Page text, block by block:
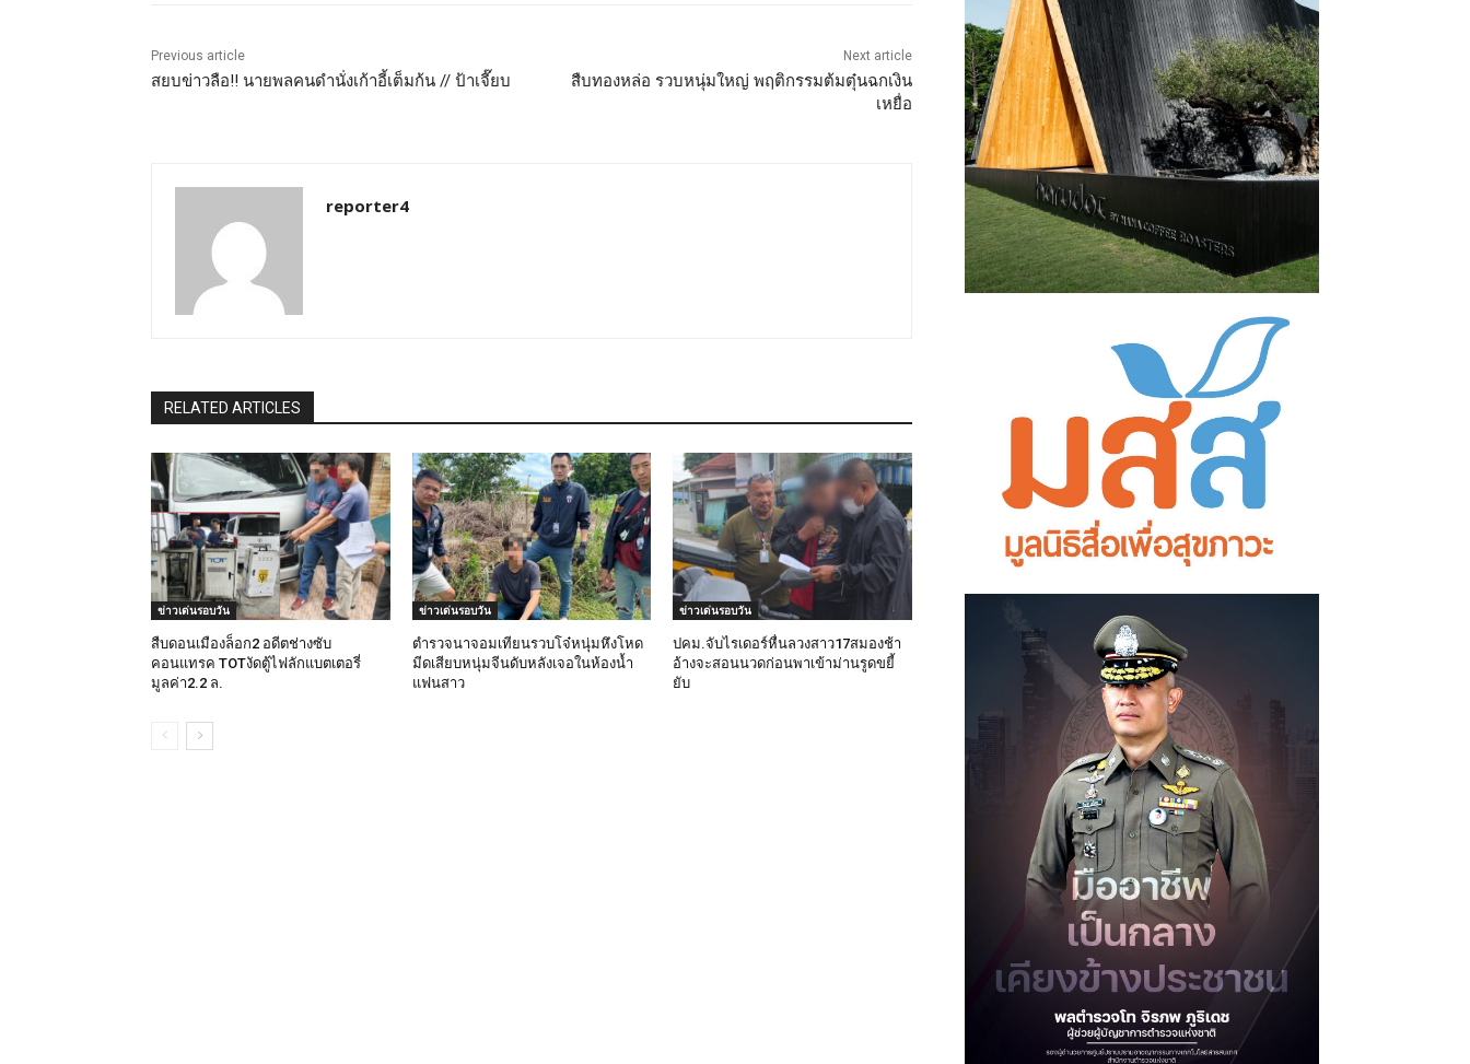
Previous article
สยบข่าวลือ!! นายพลคนดำนั่งเก้าอี้เต็มก้น // ป้าเจี๊ยบ
Next article
สืบทองหล่อ รวบหนุ่มใหญ่ พฤติกรรมต้มตุ๋นฉกเงิน
เหยื่อ
reporter4
RELATED ARTICLES
ข่าวเด่นรอบวัน
สืบดอนเมืองล็อก2 อดีตช่างซับ
คอนแทรค TOTงัดตู้ไฟลักแบตเตอรี่
มูลค่า2.2 ล.
ข่าวเด่นรอบวัน
ตำรวจนาจอมเทียนรวบโจ๋หนุ่มหึงโหด
มีดเสียบหนุ่มจีนดับหลังเจอในห้องน้ำ
แฟนสาว
ข่าวเด่นรอบวัน
ปคม.จับไรเดอร์หื่นลวงสาว17สมองช้า
อ้างจะสอนนวดก่อนพาเข้าม่านรูดขยี้
ยับ